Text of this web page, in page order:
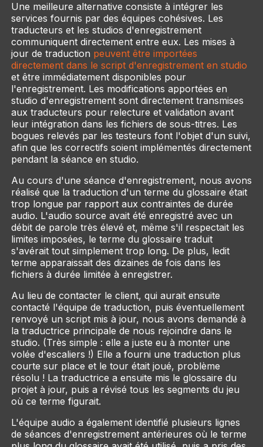
Une meilleure alternative consiste à intégrer les
services fournis par des équipes cohésives. Les
traducteurs et les studios d'enregistrement
communiquent directement entre eux. Les mises à
jour de traduction peuvent être importées
directement dans le script d'enregistrement en studio
et être immédiatement disponibles pour
l'enregistrement. Les modifications apportées en
studio d'enregistrement sont directement transmises
aux traducteurs pour relecture et validation avant
leur intégration dans les fichiers de sous-titres. Les
bogues relevés par les testeurs font l'objet d'un suivi,
afin que les correctifs soient implémentés directement
pendant la séance en studio.
Au cours d'une séance d'enregistrement, nous avons
réalisé que la traduction d'un terme du glossaire était
trop longue par rapport aux contraintes de durée
audio. L'audio source avait été enregistré avec un
débit de parole très élevé et, même s'il respectait les
limites imposées, le terme du glossaire traduit
s'avérait tout simplement trop long. De plus, ledit
terme apparaissait des dizaines de fois dans les
fichiers à durée limitée à enregistrer.
Au lieu de contacter le client, qui aurait ensuite
contacté l'équipe de traduction, puis éventuellement
renvoyé un script mis à jour, nous avons demandé à
la traductrice principale de nous rejoindre dans le
studio. (Très simple : elle a juste eu à monter une
volée d'escaliers !) Elle a fourni une traduction plus
courte sur place et le tour était joué, problème
résolu ! La traductrice a ensuite mis le glossaire du
projet à jour, puis a révisé tous les segments du jeu
où ce terme figurait.
L'équipe audio a également identifié plusieurs lignes
de séances d'enregistrement antérieures où le terme